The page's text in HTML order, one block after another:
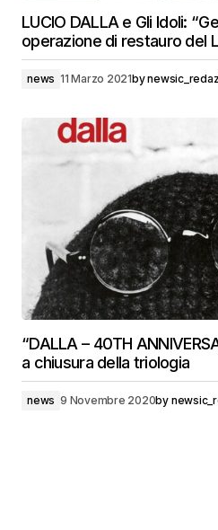
LUCIO DALLA e Gli Idoli:
operazione di restauro del
news 11 Marzo 2021by
“DALLA – 40TH
a chiusura della triologia
news 9 Novembre 2020by